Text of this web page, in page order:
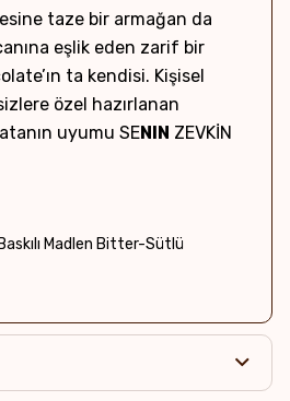
taze bir armağan da
eşlik eden zarif bir
ta kendisi. Kişisel
özel hazırlanan
uyumu SENIN ZEVKİN
Madlen Bitter-Sütlü